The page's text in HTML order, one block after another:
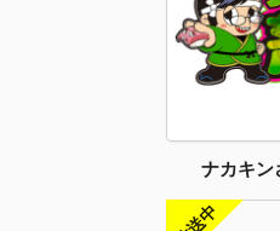
ナカキン